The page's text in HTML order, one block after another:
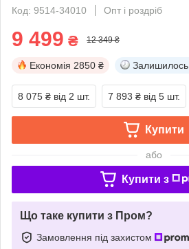
Код: 9514-34010
Опт і роздріб
9 499 ₴ 12 349 ₴
Економія 2850 ₴ Залишилось
8 075 ₴ від 2 шт. 7 893 ₴ від 5 шт.
Купити
або
Купити з
Що таке купити з Пром?
Замовлення під захистом